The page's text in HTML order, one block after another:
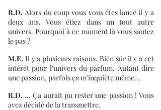
R.D. Alors du coup vous vous êtes lancé il y a
deux ans. Vous étiez dans un tout autre
univers. Pourquoi à ce moment là vous sautez
le pas ?
M.E. Il y a plusieurs raisons. Bien sûr il y a cet
intérêt pour l'univers du parfum. Autant dire
une passion, parfois ça m'inquiète même...
R.D. ... Ça aurait pu rester une passion ! Vous
avez décidé de la transmettre.